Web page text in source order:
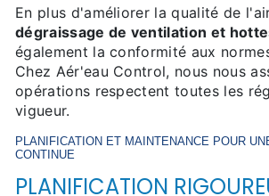
En plus d'améliorer la qualité de
dégraissage de ventilation et
également la conformité aux
Chez Aér'eau Control, nous nous
opérations respectent toutes les
vigueur.
PLANIFICATION ET MAINTENANCE POUR
CONTINUE
PLANIFICATION